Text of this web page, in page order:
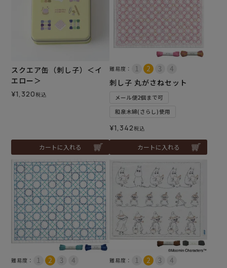
スクエア缶（刺し子）＜イ
エロー＞
¥1,320税込
カートに入れる
難易度：
刺し子 丸がさねセット
メール便2個まで可
和泉木綿(さらし)使用
¥1,342税込
カートに入れる
難易度： 難易度：